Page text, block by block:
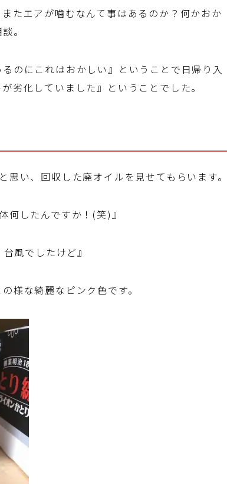
たエアが噛むなんて事はあるのか？何かおか
。
のにこれはおかしい』ということで日帰り入
劣化していました』ということでした。
い、回収した廃オイルを見せてもらいます。
何したんですか！(笑)』
風でしたけど』
様な綺麗なピンク色です。